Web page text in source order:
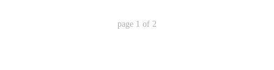
page 1 of 2